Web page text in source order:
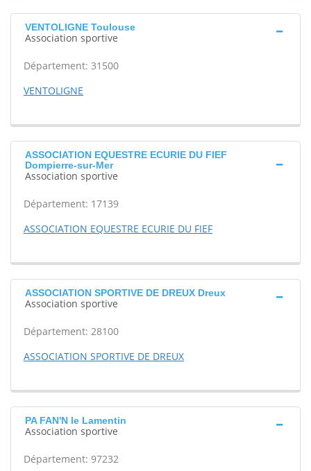
VENTOLIGNE Toulouse
Association sportive
Département: 31500
VENTOLIGNE
ASSOCIATION EQUESTRE ECURIE DU FIEF
Dompierre-sur-Mer
Association sportive
Département: 17139
ASSOCIATION EQUESTRE ECURIE DU FIEF
ASSOCIATION SPORTIVE DE DREUX Dreux
Association sportive
Département: 28100
ASSOCIATION SPORTIVE DE DREUX
PA FAN'N le Lamentin
Association sportive
Département: 97232